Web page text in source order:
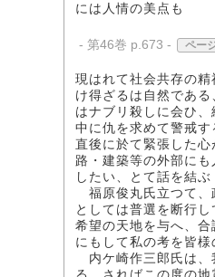
には人情の美点も
- 第46巻 p.673 - ペー
現はれて社会共存の
け得ざるは自然であ
はナブリ殺しに会ひ
中に仇を求めて警戒
直後に於て緊張した
路・建築等の外部に
したい、とて話を結ぶ
福原俊丸氏立つて、
としては普選を断行
希望の天地を与へ、
にもして私の考を皆
内ケ崎作三郎氏は、